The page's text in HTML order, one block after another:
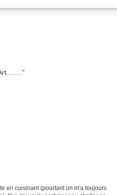
en cuisinant (pourtant on m'a toujours